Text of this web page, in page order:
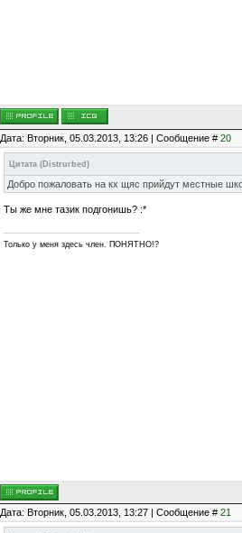
Дата: Вторник, 05.03.2013, 13:26 | Сообщение # 20
Цитата ( Distrurbed )
Добро пожаловать на кх щяс прийдут местные
Ты же мне тазик подгонишь? :*
Только у меня здесь член. ПОНЯТНО!?
Дата: Вторник, 05.03.2013, 13:27 | Сообщение # 21